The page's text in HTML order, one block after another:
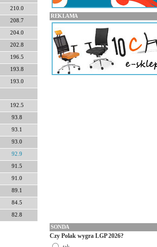
210.0
208.7
204.0
202.8
196.5
193.8
193.0
192.5
93.8
93.1
93.0
92.9
91.5
91.0
89.1
84.5
82.8
REKLAMA
SONDA
Czy Polak wygra LGP 2026?